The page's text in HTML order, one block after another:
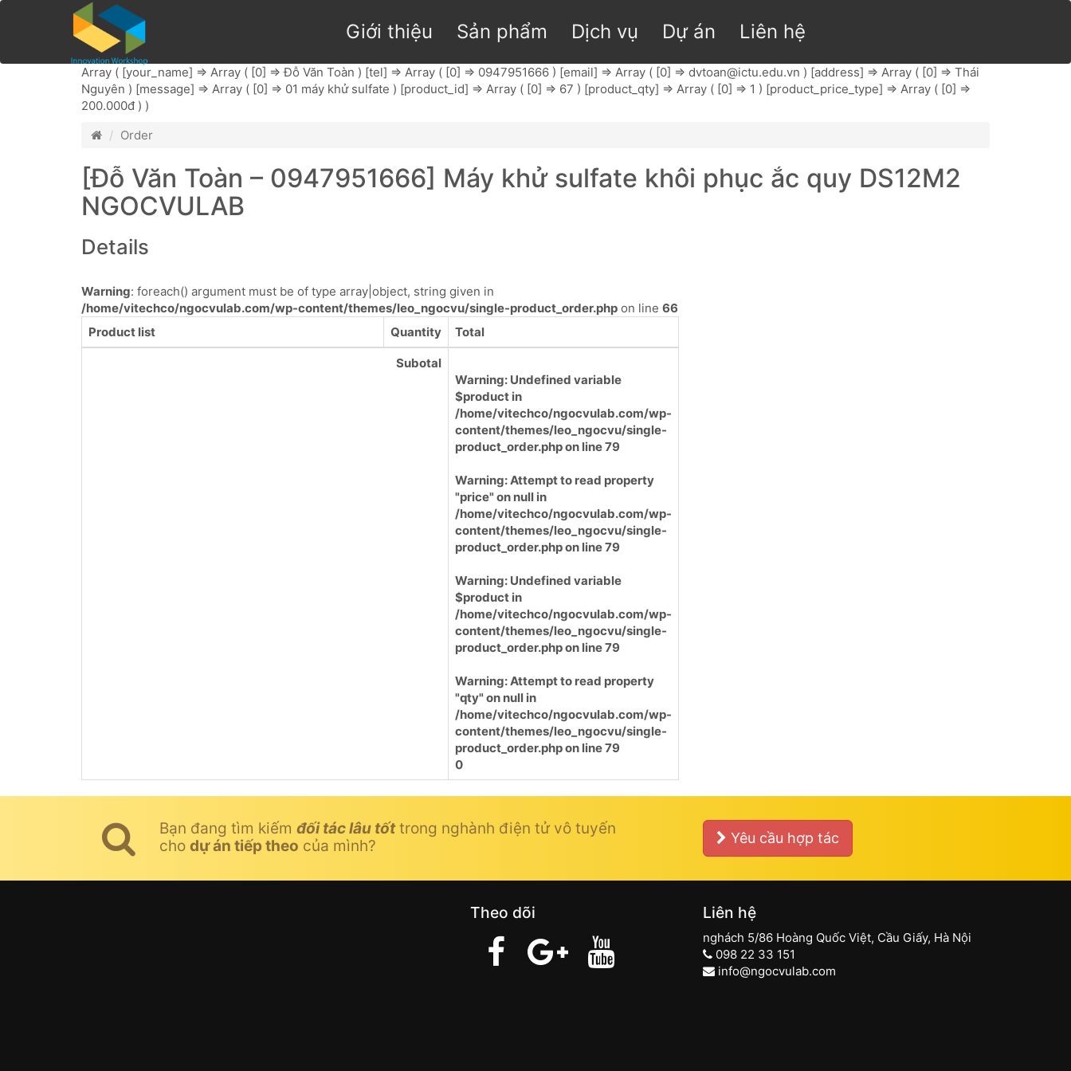
Giới thiệu Sản phẩm Dịch vụ Dự án Liên hệ
Array ( [your_name] => Array ( [0] => Đỗ Văn Toàn ) [tel] => Array ( [0] => 0947951666 ) [email] => Array ( [0] => dvtoan@ictu.edu.vn ) [address] => Array ( [0] => Thái
Nguyên ) [message] => Array ( [0] => 01 máy khử sulfate ) [product_id] => Array ( [0] => 67 ) [product_qty] => Array ( [0] => 1 ) [product_price_type] => Array ( [0] =>
200.000đ ) )
Order
[Đỗ Văn Toàn – 0947951666] Máy khử sulfate khôi phục ắc quy DS12M2
NGOCVULAB
Details
Warning: foreach() argument must be of type array|object, string given in
/home/vitechco/ngocvulab.com/wp-content/themes/leo_ngocvu/single-product_order.php on line 66
Product list
Quantity Total
Subotal
Warning: Undefined variable
$product in
/home/vitechco/ngocvulab.com/wp-
content/themes/leo_ngocvu/single-
product_order.phpon line79
Warning: Attempt to read property
"price" on null in
/home/vitechco/ngocvulab.com/wp-
content/themes/leo_ngocvu/single-
product_order.phpon line79
Warning: Undefined variable
$product in
/home/vitechco/ngocvulab.com/wp-
content/themes/leo_ngocvu/single-
product_order.phpon line79
Warning: Attempt to read property
"qty" on null in
/home/vitechco/ngocvulab.com/wp-
content/themes/leo_ngocvu/single-
product_order.phpon line79
0
Bạn đang tìm kiếm đối tác lâu tốttrong nghành điện tử vô tuyến
cho dự án tiếp theo của mình? Yêu cầu hợp tác
Theo dõi Liên hệ
nghách 5/86 Hoàng Quốc Việt, Cầu Giấy, Hà Nội
098 22 33 151
info@ngocvulab.com